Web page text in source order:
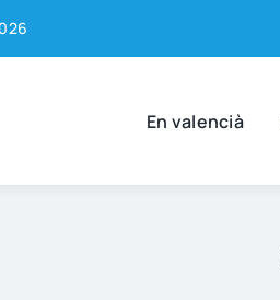
En valen­cià